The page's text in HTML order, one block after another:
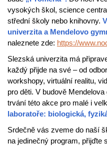
vysokých škol, science
střední školy nebo knihovny.
univerzita a Mendelovo
naleznete zde: https://
Slezská univerzita má
každý přijde na své – od
workshopy, virtuální realitu,
pro děti. V budově
trvání této akce pro malé i
laboratoře: biologická,
Srdečně vás zveme do naší
na jedinečný program, přijďte